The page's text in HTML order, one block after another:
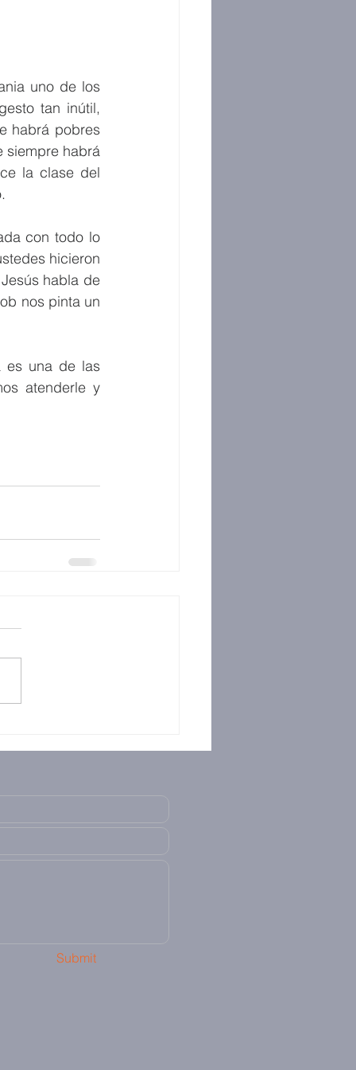
uno de los
tan inútil,
habrá pobres
siempre habrá
la clase del
con todo lo
hicieron
habla de
nos pinta un
es una de las
atenderle y
Submit